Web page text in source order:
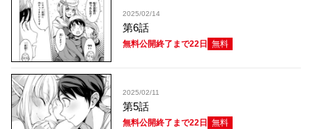
2025/02/14
第6話
無料公開終了まで22日 無料
2025/02/11
第5話
無料公開終了まで22日 無料